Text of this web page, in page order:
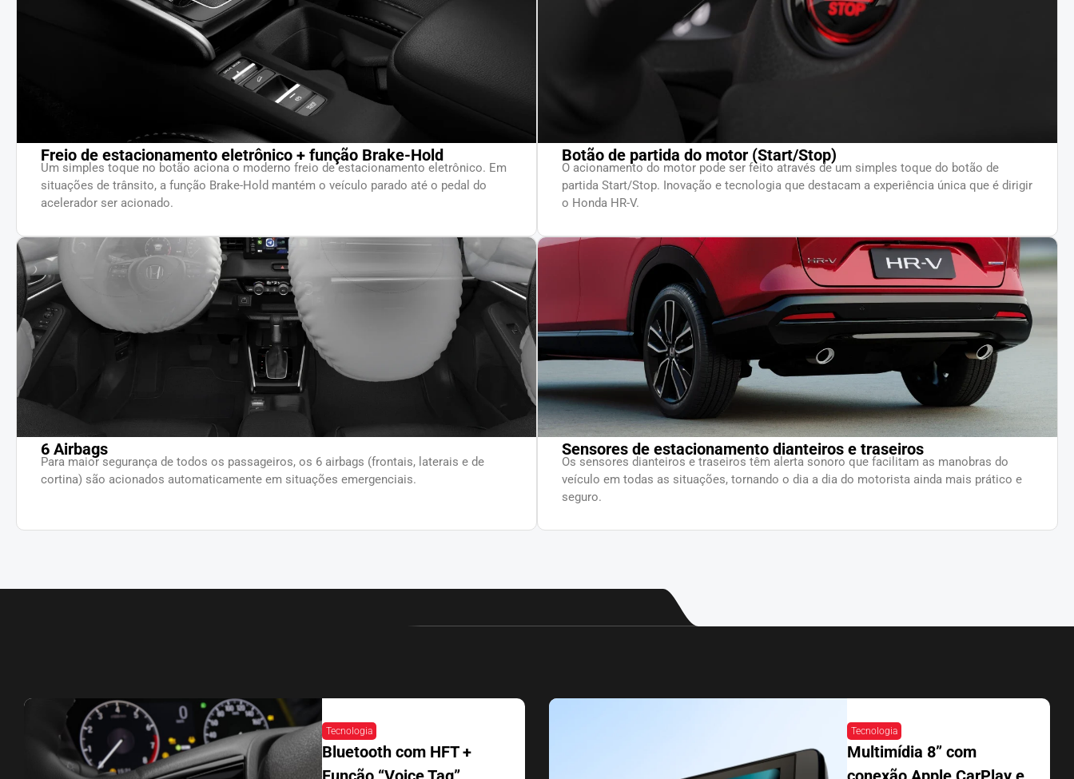
Freio de estacionamento eletrônico + função Brake-Hold
Um simples toque no botão aciona o moderno freio de estacionamento eletrônico. Em
situações de trânsito, a função Brake-Hold mantém o veículo parado até o pedal do
acelerador ser acionado.
Botão de partida do motor (Start/Stop)
O acionamento do motor pode ser feito através de um simples toque do botão de
partida Start/Stop. Inovação e tecnologia que destacam a experiência única que é dirigir
o Honda HR-V.
6 Airbags
Para maior segurança de todos os passageiros, os 6 airbags (frontais, laterais e de
cortina) são acionados automaticamente em situações emergenciais.
Sensores de estacionamento dianteiros e traseiros
Os sensores dianteiros e traseiros têm alerta sonoro que facilitam as manobras do
veículo em todas as situações, tornando o dia a dia do motorista ainda mais prático e
seguro.
Tecnologia
Bluetooth com HFT +
Tecnologia
Multimídia 8” com